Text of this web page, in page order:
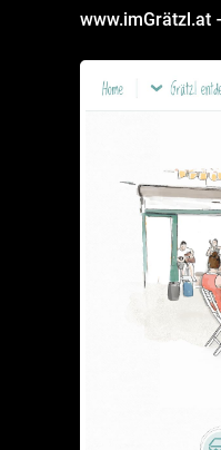
www.imGrätzl.at